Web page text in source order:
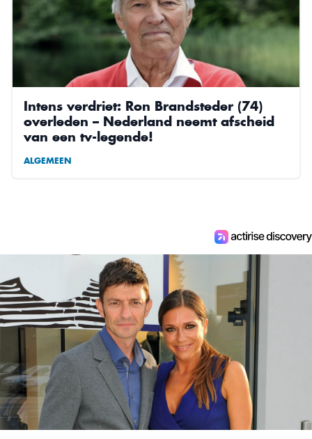
Intens verdriet: Ron Brandsteder (74)
overleden – Nederland neemt afscheid
van een tv-legende!
ALGEMEEN